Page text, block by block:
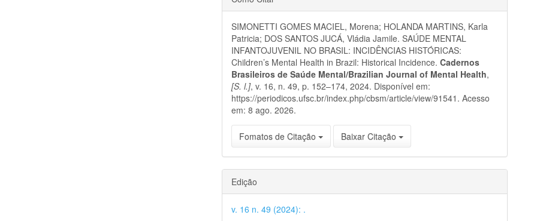
do
artigo
SIMONETTI GOMES MACIEL, Morena; HOLANDA MARTINS, Karla
Patricia; DOS SANTOS JUCÁ, Vládia Jamile. SAÚDE MENTAL
INFANTOJUVENIL NO BRASIL: INCIDÊNCIAS HISTÓRICAS:
Children’s Mental Health in Brazil: Historical Incidence.Cadernos
Brasileiros de Saúde Mental/Brazilian Journal of Mental Health,
[S. l.], v. 16, n. 49, p. 152–174, 2024. Disponível em:
https://periodicos.ufsc.br/index.php/cbsm/article/view/91541. Acesso
em: 8 ago. 2026.
Fomatos de Citação Baixar Citação
Edição
v. 16 n. 49 (2024): .